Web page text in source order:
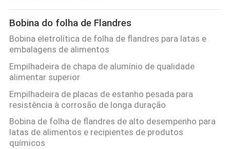
Bobina do folha de Flandres
Bobina eletrolítica de folha de flandres para latas e
embalagens de alimentos
Empilhadeira de chapa de alumínio de qualidade
alimentar superior
Empilhadeira de placas de estanho pesada para
resistência à corrosão de longa duração
Bobina de folha de flandres de alto desempenho para
latas de alimentos e recipientes de produtos
químicos